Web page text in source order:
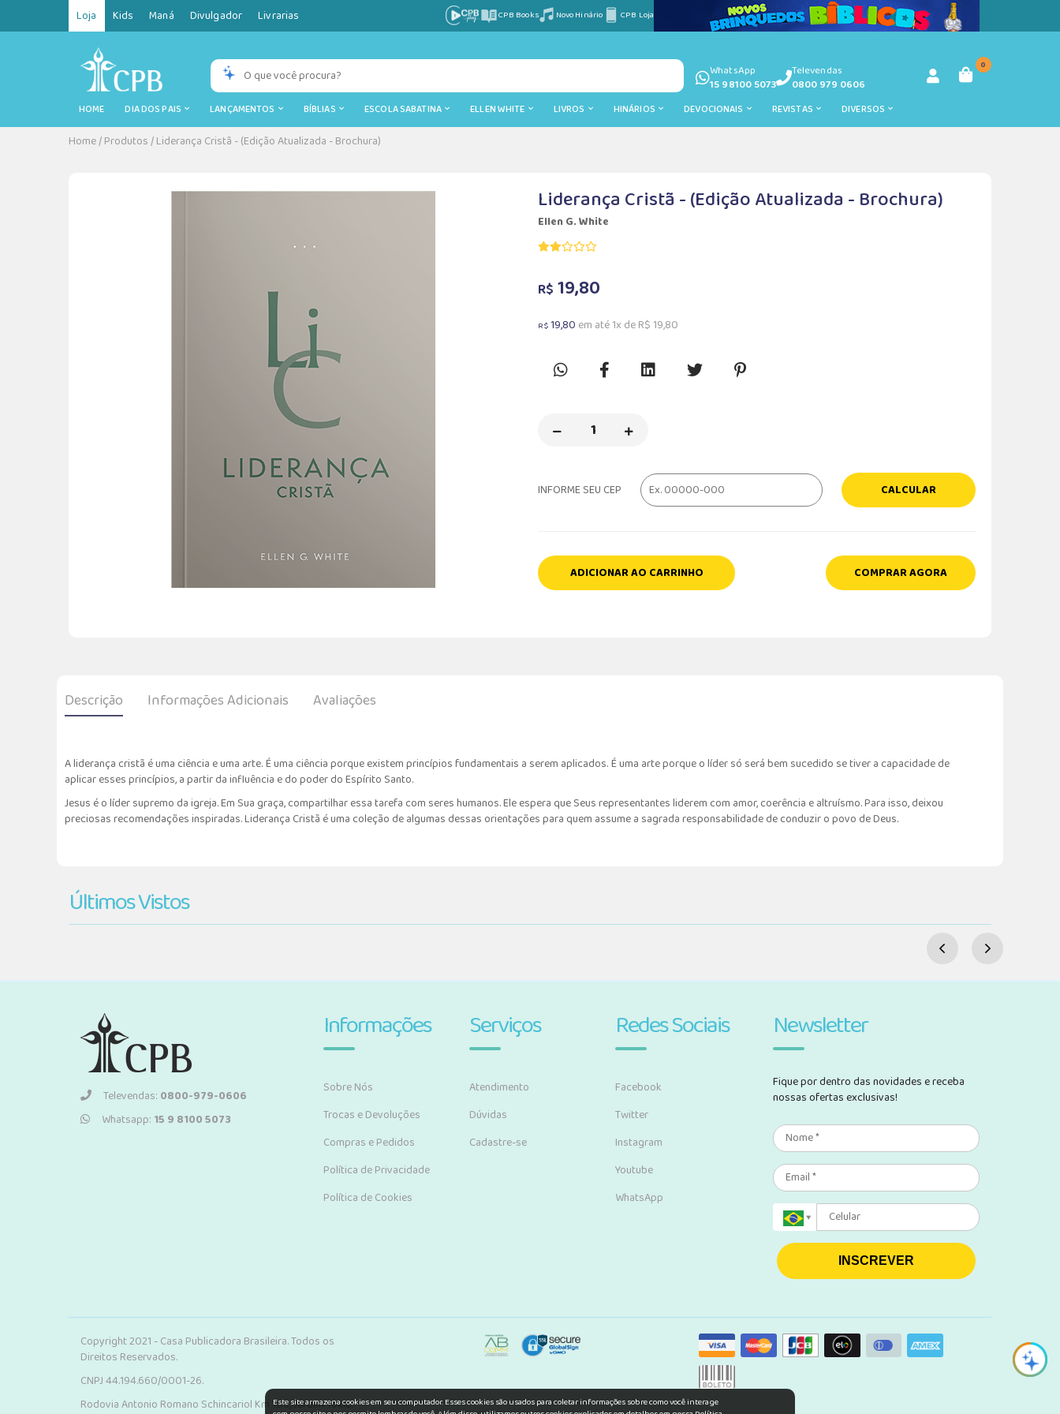
Loja Kids Maná Divulgador Livrarias CPB Books Novo Hinário CPB Loja
WhatsApp
15 98100 5073
Televendas
0800 979 0606
0
HOME DIA DOS PAIS LANÇAMENTOS BÍBLIAS ESCOLA SABATINA ELLEN WHITE LIVROS HINÁRIOS DEVOCIONAIS REVISTAS DIVERSOS
Home/Produtos/Liderança Cristã - (Edição Atualizada - Brochura)
Liderança Cristã - (Edição Atualizada - Brochura)
Ellen G. White
R$ 19,80
R$19,80 em até 1x de R$ 19,80
INFORME SEU CEP CALCULAR
ADICIONAR AO CARRINHO COMPRAR AGORA
Descrição Informações Adicionais Avaliações
A liderança cristã é uma ciência e uma arte. É uma ciência porque existem princípios fundamentais a serem aplicados. É uma arte porque o líder só será bem sucedido se tiver a capacidade de
aplicar esses princípios, a partir da influência e do poder do Espírito Santo.
Jesus é o líder supremo da igreja. Em Sua graça, compartilhar essa tarefa com seres humanos. Ele espera que Seus representantes liderem com amor, coerência e altruísmo. Para isso, deixou
preciosas recomendações inspiradas. Liderança Cristã é uma coleção de algumas dessas orientações para quem assume a sagrada responsabilidade de conduzir o povo de Deus.
Últimos Vistos
Televendas: 0800-979-0606
Whatsapp: 15 9 8100 5073
Informações
Sobre Nós
Trocas e Devoluções
Compras e Pedidos
Política de Privacidade
Política de Cookies
Serviços
Atendimento
Dúvidas
Cadastre-se
Redes Sociais
Facebook
Twitter
Instagram
Youtube
WhatsApp
Newsletter
Fique por dentro das novidades e receba
nossas ofertas exclusivas!
INSCREVER
Copyright 2021 - Casa Publicadora Brasileira. Todos os
Direitos Reservados.
CNPJ 44.194.660/0001-26.
Rodovia Antonio Romano Schincariol Km 106, Jardim Tokio.Este site armazena cookies em seu computador. Esses cookies são usados para coletar informações sobre como você interage